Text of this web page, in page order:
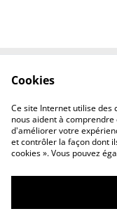
Privacy
Cookies
Ce site Internet utilise des
nous aident à
d'améliorer votre
et contrôler la façon dont
cookies ». Vous pouvez